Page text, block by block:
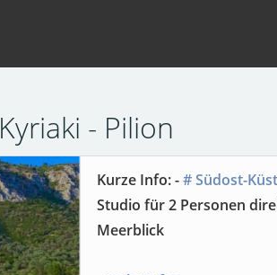
- Pilion
Kurze Info: -# Südost-
Studio für 2 Personen
Meerblick